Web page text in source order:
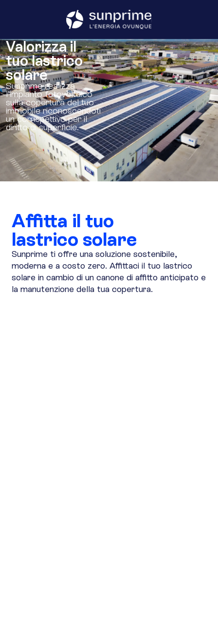
Valorizza il
tuo lastrico
solare
Sunprime realizza
l’impianto fotovoltaico
sulla copertura del tuo
immobile riconoscendoti
un corrispettivo per il
diritto di superficie.
Affitta il tuo
lastrico solare
Sunprime ti offre una soluzione sostenibile,
moderna e a costo zero. Affittaci il tuo lastrico
solare in cambio di un canone di affitto anticipato e
la manutenzione della tua copertura.